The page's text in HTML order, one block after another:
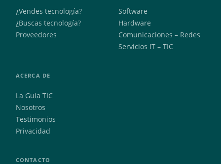
¿Vendes tecnología?
¿Buscas tecnología?
Proveedores
Software
Hardware
Comunicaciones – Redes
Servicios IT – TIC
ACERCA DE
La Guía TIC
Nosotros
Testimonios
Privacidad
CONTACTO